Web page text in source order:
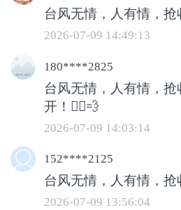
在马屿镇现代化为农服
烘干机24小时不间断作
台风无情，人有情，抢
2026-07-09 14:49:13
180****2825
台风无情，人有情，
开！🏃‍♂️💨
2026-07-09 14:03:14
152****2125
台风无情，人有情，
2026-07-09 13:56:04